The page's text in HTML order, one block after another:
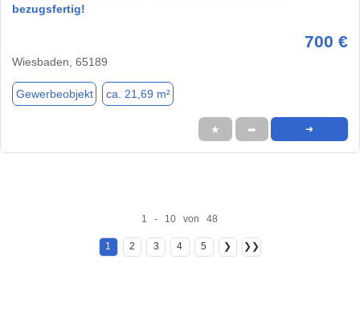
bezugsfertig!
700 €
Wiesbaden, 65189
Gewerbeobjekt ca. 21,69 m²
★ ➦ ➜
1 - 10 von 48
1 2 3 4 5 ❯ ❯❯